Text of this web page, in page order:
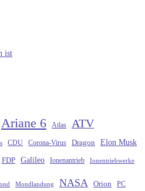
ist
Ariane 6 Atlas ATV
CDU Corona-Virus Dragon Elon Musk
FDP Galileo Ionenantrieb Ionentriebwerke
Mondlandung NASA Orion PC